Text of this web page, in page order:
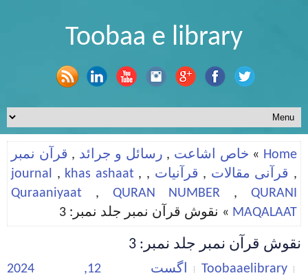
Toobaa e library
Home
» خاص اشاعت , رسائل و جرائد , قرآن نمبر
, قرآنی مقالات , قرآنیات ,
journal , khas ashaat,
Quraaniyaat , QURAN NUMBER ,QURANI
MAQALAAT » نقوش قرآن نمبر جلد نمبر: 3
نقوش قرآن نمبر جلد نمبر: 3
Toobaaelibrary
اگست 12, 2024